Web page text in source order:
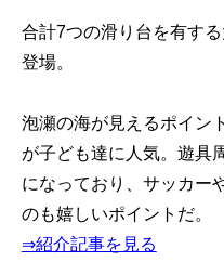
合計7つの滑り台を有す
登場。
泡瀬の海が見えるポイン
が子ども達に人気。遊具
になっており、サッカー
のも嬉しいポイントだ。
⇒紹介記事を見る